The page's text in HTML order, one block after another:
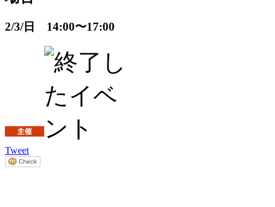
2/3/日 14:00〜17:00
Tweet